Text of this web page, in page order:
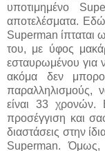
υποτιμημένο
αποτελέσματα.
Superman ίπταται
του, με ύφος
εσταυρωμένου για
ακόμα δεν
παραλληλισμούς,
είναι 33 χρονών.
προσέγγιση και
διαστάσεις στην
Superman. Όμως,